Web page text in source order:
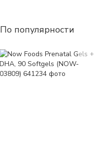
По популярности